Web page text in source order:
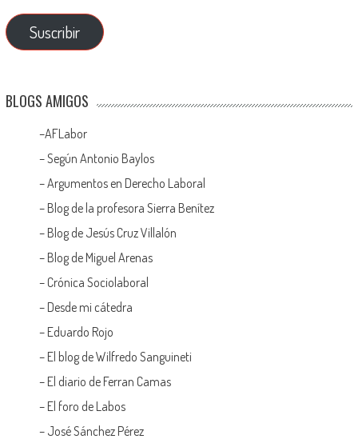
Suscribir
BLOGS AMIGOS
–AFLabor
– Según Antonio Baylos
–Argumentos en Derecho Laboral
– Blog de la profesora Sierra Benítez
– Blog de Jesús Cruz Villalón
– Blog de Miguel Arenas
– Crónica Sociolaboral
– Desde mi cátedra
– Eduardo Rojo
– El blog de Wilfredo Sanguineti
– El diario de Ferran Camas
– El foro de Labos
– José Sánchez Pérez